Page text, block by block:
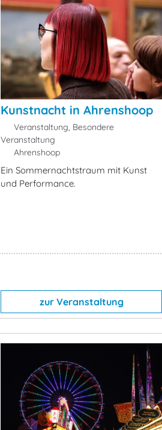
Kunstnacht in Ahrenshoop
Veranstaltung, Besondere
Veranstaltung
Ahrenshoop
Ein Sommernachtstraum mit Kunst
und Performance.
zur Veranstaltung